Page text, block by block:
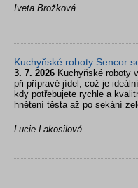
Iveta Brožková
Kuchyňské roboty Sencor
3. 7. 2026 Kuchyňské roboty
při přípravě jídel, což je
kdy potřebujete rychle a
hnětení těsta až po sekání
Lucie Lakosilová